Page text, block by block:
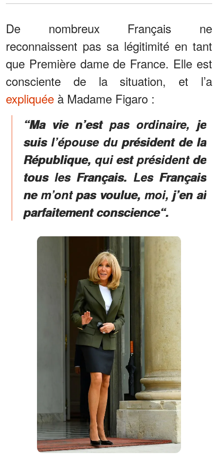
De nombreux Français ne
reconnaissent pas sa légitimité en tant
que Première dame de France. Elle est
consciente de la situation, et l’a
expliquée à Madame Figaro :
“Ma vie n’est pas ordinaire, je
suis l’épouse du président de la
République, qui est président de
tous les Français. Les Français
ne m’ont pas voulue, moi, j’en ai
parfaitement conscience“.